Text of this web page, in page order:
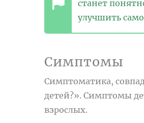
станет
улучшить
Симптомы
Симптоматика,
детей?». Симптомы
взрослых.